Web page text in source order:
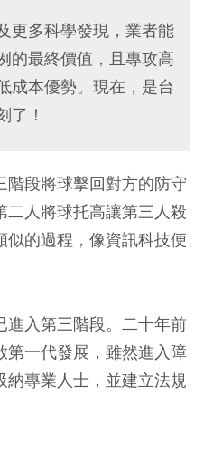
更多科學發現，業者能
的最終價值，且專攻高
成本優勢。現在，是台
了！
段將球擊回對方的防守
二人將球托高讓第三人殺
的過程，像資訊科技便
進入第三階段。二十年前
第一代發展，雖然進入障
專業人士，並建立法規